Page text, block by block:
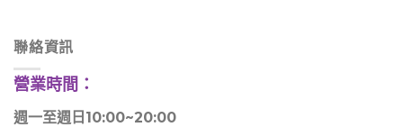
聯絡資訊
營業時間：
週一至週日10:00~20:00